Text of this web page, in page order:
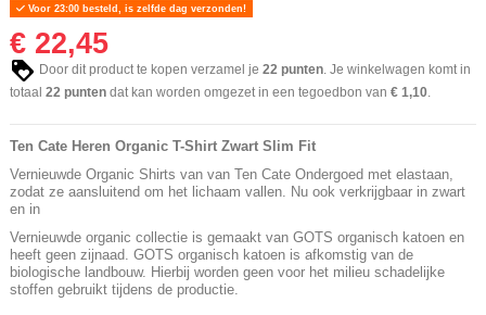
Voor 23:00 besteld, is zelfde dag verzonden!
€ 22,45
Door dit product te kopen verzamel je 22 punten. Je winkelwagen komt in
totaal 22 punten dat kan worden omgezet in een tegoedbon van € 1,10.
Ten Cate Heren Organic T-Shirt Zwart Slim Fit
Vernieuwde Organic Shirts van van Ten Cate Ondergoed met elastaan,
zodat ze aansluitend om het lichaam vallen. Nu ook verkrijgbaar in zwart
en in
Vernieuwde organic collectie is gemaakt van GOTS organisch katoen en
heeft geen zijnaad. GOTS organisch katoen is afkomstig van de
biologische landbouw. Hierbij worden geen voor het milieu schadelijke
stoffen gebruikt tijdens de productie.